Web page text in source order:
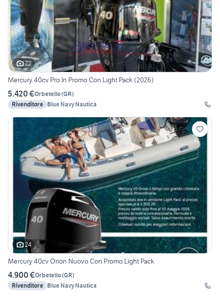
22
Mercury 40cv Pro In Promo Con Light Pack (2026)
5.420 €Orbetello(GR)
Rivenditore Blue Navy Nautica
24
Mercury 40cv Orion Nuovo Con Promo Light Pack
4.900 €Orbetello(GR)
Rivenditore Blue Navy Nautica